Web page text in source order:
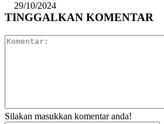
29/10/2024
TINGGALKAN KOMENTAR
Silakan masukkan komentar anda!